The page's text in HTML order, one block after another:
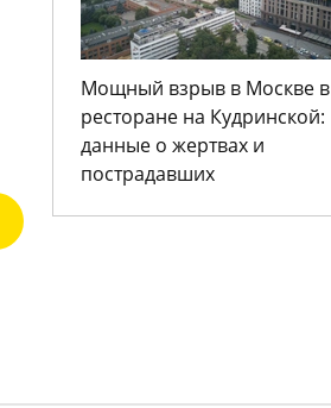
Мощный взрыв в Москве в
ресторане на Кудринской:
данные о жертвах и
пострадавших